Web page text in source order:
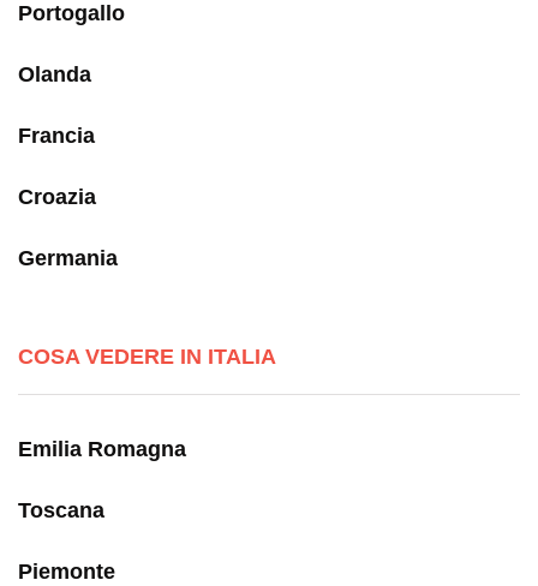
Portogallo
Olanda
Francia
Croazia
Germania
COSA VEDERE IN ITALIA
Emilia Romagna
Toscana
Piemonte